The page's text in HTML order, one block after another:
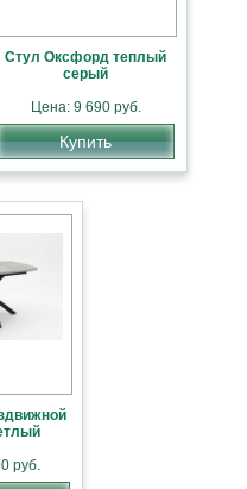
Стул Оксфорд теплый
серый
Цена: 9 690 руб.
Купить
руб.